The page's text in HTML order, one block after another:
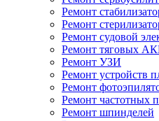
Ремонт
Ремонт
Ремонт судовой
Ремонт тяговых
Ремонт УЗИ
Ремонт устройств
Ремонт
Ремонт частотных
Ремонт шпинделей